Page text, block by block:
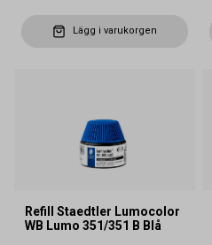
Lägg i varukorgen
Refill Staedtler Lumocolor
WB Lumo 351/351 B Blå